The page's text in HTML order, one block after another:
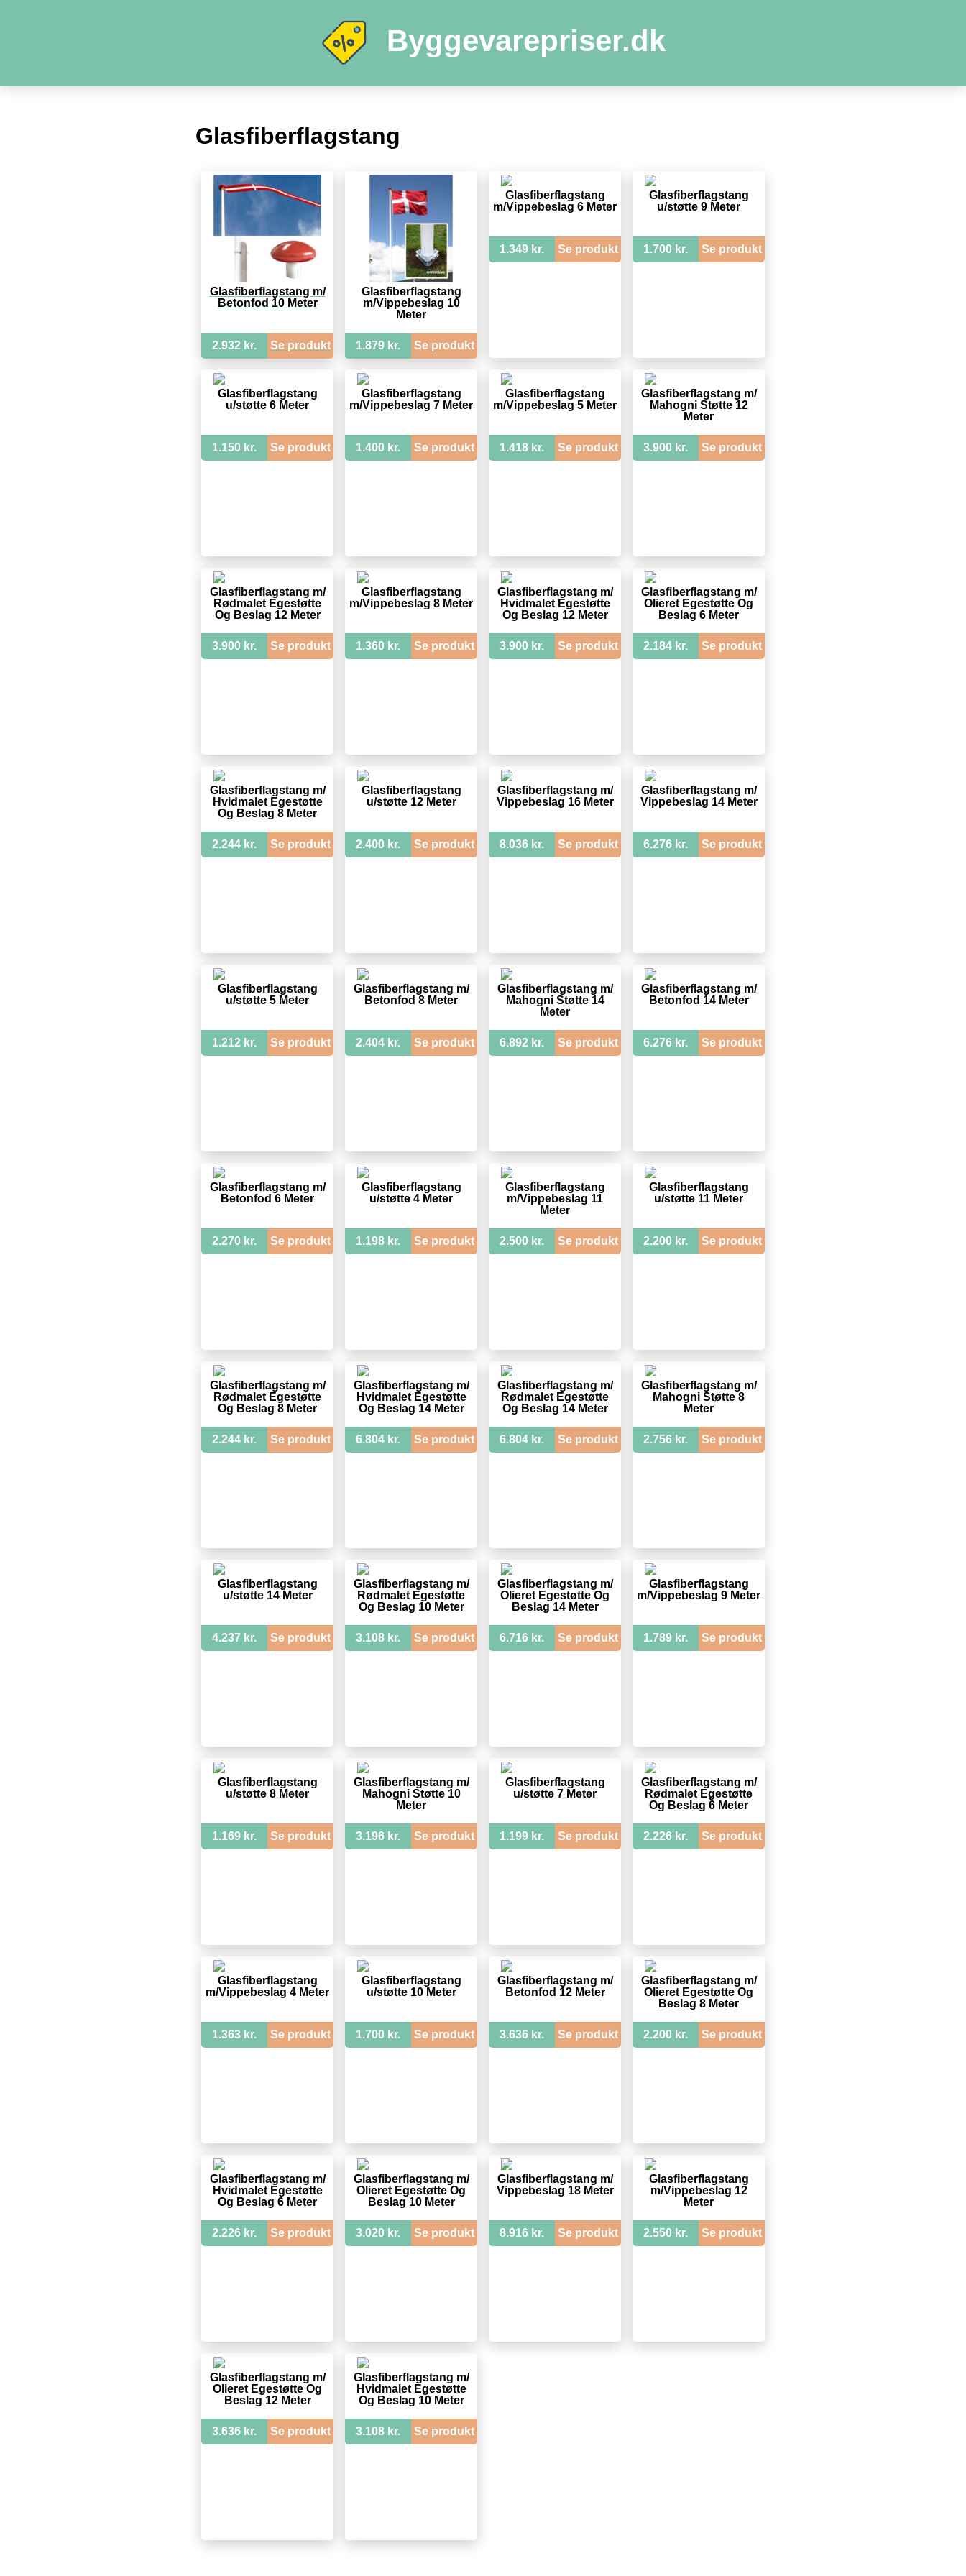
Byggevarepriser.dk
Glasfiberflagstang
Glasfiberflagstang m/
Betonfod 10 Meter
2.932 kr. Se produkt
Glasfiberflagstang
m/Vippebeslag 10
Meter
1.879 kr. Se produkt
Glasfiberflagstang
m/Vippebeslag 6 Meter
1.349 kr. Se produkt
Glasfiberflagstang
u/støtte 9 Meter
1.700 kr. Se produkt
Glasfiberflagstang
u/støtte 6 Meter
1.150 kr. Se produkt
Glasfiberflagstang
m/Vippebeslag 7 Meter
1.400 kr. Se produkt
Glasfiberflagstang
m/Vippebeslag 5 Meter
1.418 kr. Se produkt
Glasfiberflagstang m/
Mahogni Støtte 12
Meter
3.900 kr. Se produkt
Glasfiberflagstang m/
Rødmalet Egestøtte
Og Beslag 12 Meter
3.900 kr. Se produkt
Glasfiberflagstang
m/Vippebeslag 8 Meter
1.360 kr. Se produkt
Glasfiberflagstang m/
Hvidmalet Egestøtte
Og Beslag 12 Meter
3.900 kr. Se produkt
Glasfiberflagstang m/
Olieret Egestøtte Og
Beslag 6 Meter
2.184 kr. Se produkt
Glasfiberflagstang m/
Hvidmalet Egestøtte
Og Beslag 8 Meter
2.244 kr. Se produkt
Glasfiberflagstang
u/støtte 12 Meter
2.400 kr. Se produkt
Glasfiberflagstang m/
Vippebeslag 16 Meter
8.036 kr. Se produkt
Glasfiberflagstang m/
Vippebeslag 14 Meter
6.276 kr. Se produkt
Glasfiberflagstang
u/støtte 5 Meter
1.212 kr. Se produkt
Glasfiberflagstang m/
Betonfod 8 Meter
2.404 kr. Se produkt
Glasfiberflagstang m/
Mahogni Støtte 14
Meter
6.892 kr. Se produkt
Glasfiberflagstang m/
Betonfod 14 Meter
6.276 kr. Se produkt
Glasfiberflagstang m/
Betonfod 6 Meter
2.270 kr. Se produkt
Glasfiberflagstang
u/støtte 4 Meter
1.198 kr. Se produkt
Glasfiberflagstang
m/Vippebeslag 11
Meter
2.500 kr. Se produkt
Glasfiberflagstang
u/støtte 11 Meter
2.200 kr. Se produkt
Glasfiberflagstang m/
Rødmalet Egestøtte
Og Beslag 8 Meter
2.244 kr. Se produkt
Glasfiberflagstang m/
Hvidmalet Egestøtte
Og Beslag 14 Meter
6.804 kr. Se produkt
Glasfiberflagstang m/
Rødmalet Egestøtte
Og Beslag 14 Meter
6.804 kr. Se produkt
Glasfiberflagstang m/
Mahogni Støtte 8
Meter
2.756 kr. Se produkt
Glasfiberflagstang
u/støtte 14 Meter
4.237 kr. Se produkt
Glasfiberflagstang m/
Rødmalet Egestøtte
Og Beslag 10 Meter
3.108 kr. Se produkt
Glasfiberflagstang m/
Olieret Egestøtte Og
Beslag 14 Meter
6.716 kr. Se produkt
Glasfiberflagstang
m/Vippebeslag 9 Meter
1.789 kr. Se produkt
Glasfiberflagstang
u/støtte 8 Meter
1.169 kr. Se produkt
Glasfiberflagstang m/
Mahogni Støtte 10
Meter
3.196 kr. Se produkt
Glasfiberflagstang
u/støtte 7 Meter
1.199 kr. Se produkt
Glasfiberflagstang m/
Rødmalet Egestøtte
Og Beslag 6 Meter
2.226 kr. Se produkt
Glasfiberflagstang
m/Vippebeslag 4 Meter
1.363 kr. Se produkt
Glasfiberflagstang
u/støtte 10 Meter
1.700 kr. Se produkt
Glasfiberflagstang m/
Betonfod 12 Meter
3.636 kr. Se produkt
Glasfiberflagstang m/
Olieret Egestøtte Og
Beslag 8 Meter
2.200 kr. Se produkt
Glasfiberflagstang m/
Hvidmalet Egestøtte
Og Beslag 6 Meter
2.226 kr. Se produkt
Glasfiberflagstang m/
Olieret Egestøtte Og
Beslag 10 Meter
3.020 kr. Se produkt
Glasfiberflagstang m/
Vippebeslag 18 Meter
8.916 kr. Se produkt
Glasfiberflagstang
m/Vippebeslag 12
Meter
2.550 kr. Se produkt
Glasfiberflagstang m/
Olieret Egestøtte Og
Beslag 12 Meter
3.636 kr. Se produkt
Glasfiberflagstang m/
Hvidmalet Egestøtte
Og Beslag 10 Meter
3.108 kr. Se produkt